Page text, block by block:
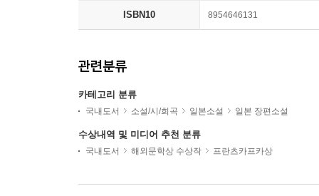
ISBN10 8954646131
관련분류
카테고리 분류
국내도서 소설/시/희곡 일본소설 일본 장편소설
수상내역 및 미디어 추천 분류
국내도서 해외문학상 수상작 프란츠카프카상